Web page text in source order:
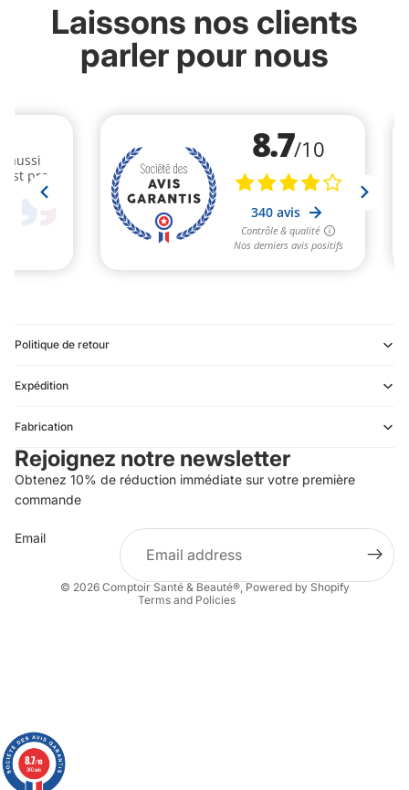
Laissons nos clients
parler pour nous
Politique de retour
Expédition
Fabrication
Rejoignez notre newsletter
Obtenez 10% de réduction immédiate sur votre première
commande
Email
© 2026 Comptoir Santé & Beauté®,Powered by Shopify
Terms and Policies
Terms of service
Shipping policy
Terms of sale
Legal notice
8.7/10
340 avis
8.7/10
340 avis